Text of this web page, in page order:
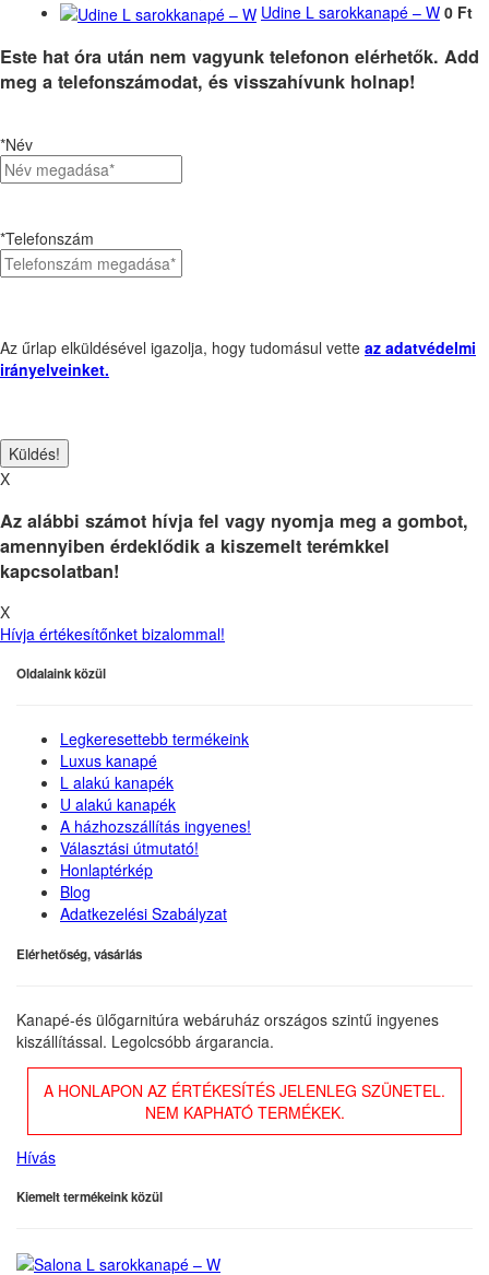
Udine L sarokkanapé – W 0 Ft
Este hat óra után nem vagyunk telefonon elérhetők. Add
meg a telefonszámodat, és visszahívunk holnap!
*Név
*Telefonszám
Az űrlap elküldésével igazolja, hogy tudomásul vette az adatvédelmi
irányelveinket.
X
Az alábbi számot hívja fel vagy nyomja meg a gombot,
amennyiben érdeklődik a kiszemelt terémkkel
kapcsolatban!
X
Hívja értékesítőnket bizalommal!
Oldalaink közül
Legkeresettebb termékeink
Luxus kanapé
L alakú kanapék
U alakú kanapék
A házhozszállítás ingyenes!
Választási útmutató!
Honlaptérkép
Blog
Adatkezelési Szabályzat
Elérhetőség, vásárlás
Kanapé-és ülőgarnitúra webáruház országos szintű ingyenes
kiszállítással. Legolcsóbb árgarancia.
A HONLAPON AZ ÉRTÉKESÍTÉS JELENLEG SZÜNETEL.
NEM KAPHATÓ TERMÉKEK.
Hívás
Kiemelt termékeink közül